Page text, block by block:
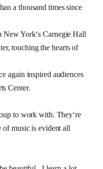
a thousand times since
York‘s Carnegie Hall
touching the hearts of
again inspired audiences
Center.
to work with. They‘re
of music is evident all